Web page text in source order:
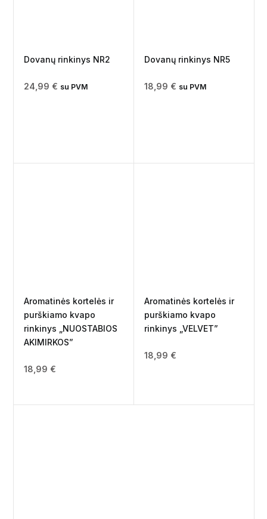
Dovanų rinkinys NR2
24,99 € su PVM
Dovanų rinkinys NR5
18,99 € su PVM
Aromatinės kortelės ir
purškiamo kvapo
rinkinys „NUOSTABIOS
AKIMIRKOS”
18,99 €
Aromatinės kortelės ir
purškiamo kvapo
rinkinys „VELVET”
18,99 €